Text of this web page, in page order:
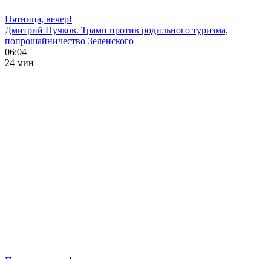
Пятница, вечер!
Дмитрий Пучков. Трамп против родильного туризма,
попрошайничество Зеленского
06:04
24 мин